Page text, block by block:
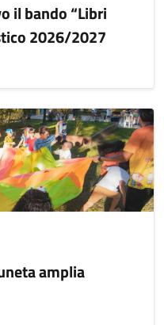
il bando “Libri
2026/2027
amplia